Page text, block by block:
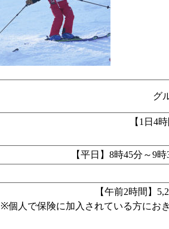
グ
【1日4
【平日】8時45分～9
【午前2時間】
※個人で保険に加入されている方にお